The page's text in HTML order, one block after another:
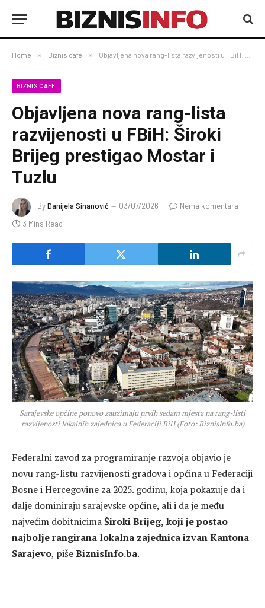
Home » Biznis cafe » Objavljena nova rang-lista razvijenosti u FBiH: Široki Brijeg prestigao Mostar i Tuzlu
BIZNIS CAFE
Objavljena nova rang-lista
razvijenosti u FBiH: Široki
Brijeg prestigao Mostar i
Tuzlu
ByDanijela Sinanović 03/07/2026
Nema komentara
3 Mins Read
Sarajevske općine ponovo zauzimaju prvih sedam mjesta na rang-listi
razvijenosti lokalnih zajednica u Federaciji BiH (Foto: BiznisInfo.ba)
Federalni zavod za programiranje razvoja objavio je
novu rang-listu razvijenosti gradova i općina u Federaciji
Bosne i Hercegovine za 2025. godinu, koja pokazuje da i
dalje dominiraju sarajevske općine, ali i da je među
najvećim dobitnicimaŠiroki Brijeg, koji je postao
najbolje rangirana lokalna zajednica izvan Kantona
Sarajevo, pišeBiznisInfo.ba.